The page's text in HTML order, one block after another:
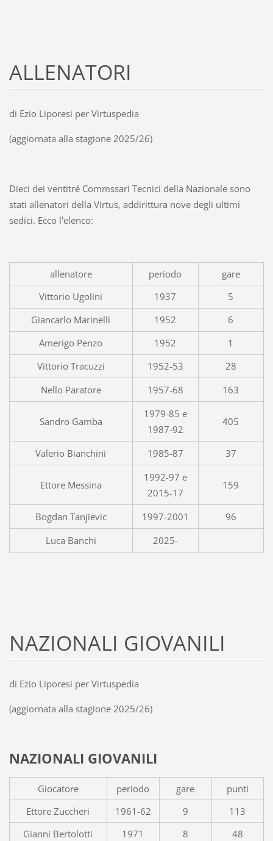
ALLENATORI
di Ezio Liporesi per Virtuspedia
(aggiornata alla stagione 2025/26)
Dieci dei ventitré Commssari Tecnici della Nazionale sono
stati allenatori della Virtus, addirittura nove degli ultimi
sedici. Ecco l'elenco:
allenatore periodo
gare
Vittorio Ugolini
1937
5
Giancarlo Marinelli
1952
6
Amerigo Penzo
1952
1
Vittorio Tracuzzi
1952-53
28
Nello Paratore
1957-68 163
Sandro Gamba
1979-85 e
1987-92
405
Valerio Bianchini 1985-87 37
Ettore Messina
1992-97 e
2015-17
159
Bogdan Tanjievic 1997-2001
96
Luca Banchi
2025-
NAZIONALI GIOVANILI
di Ezio Liporesi per Virtuspedia
(aggiornata alla stagione 2025/26)
NAZIONALI GIOVANILI
Giocatore periodo gare
punti
Ettore Zuccheri
1961-62 9
113
Gianni Bertolotti
1971 8
48